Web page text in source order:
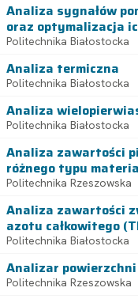
Analiza sygnałów
oraz optymalizacja
Politechnika Białostocka
Analiza termiczna
Politechnika Białostocka
Analiza
Politechnika Białostocka
Analiza zawartości
różnego typu
Politechnika Rzeszowska
Analiza zawartości
azotu całkowitego
Politechnika Białostocka
Analizar
Politechnika Rzeszowska